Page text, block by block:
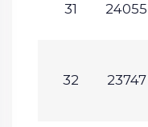
31 24055
32 23747